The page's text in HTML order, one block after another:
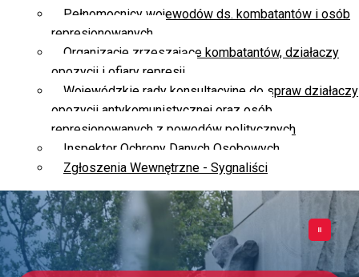
Pełnomocnicy wojewodów ds. kombatantów i osób
represjonowanych
Organizacje zrzeszające kombatantów, działaczy
opozycji i ofiary represji
Wojewódzkie rady konsultacyjne do spraw działaczy
opozycji antykomunistycznej oraz osób
represjonowanych z powodów politycznych
Inspektor Ochrony Danych Osobowych
Zgłoszenia Wewnętrzne - Sygnaliści